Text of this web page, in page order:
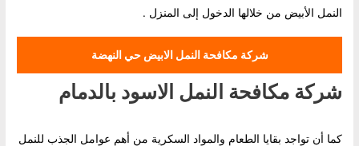
النمل الأبيض من خلالها الدخول إلى المنزل .
شركة مكافحة النمل الابيض حي النهضة
شركة مكافحة النمل الاسود بالدمام
كما أن تواجد بقايا الطعام والمواد السكرية من أهم عوامل الجذب للنمل